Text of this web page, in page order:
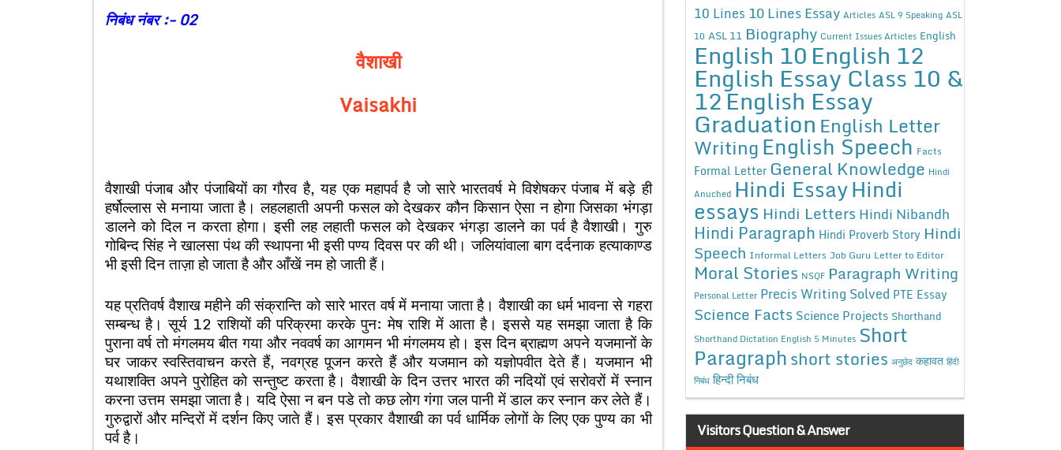
निबंध नंबर :- 02
वैशाखी
Vaisakhi
वैशाखी पंजाब और पंजाबियों का गौरव है, यह एक महापर्व है जो सारे भारतवर्ष मे विशेषकर पंजाब में बड़े ही
हर्षोल्लास से मनाया जाता है। लहलहाती अपनी फसल को देखकर कौन किसान ऐसा न होगा जिसका भंगड़ा
डालने को दिल न करता होगा। इसी लह लहाती फसल को देखकर भंगड़ा डालने का पर्व है वैशाखी। गुरु
गोबिन्द सिंह ने खालसा पंथ की स्थापना भी इसी पण्य दिवस पर की थी। जलियांवाला बाग दर्दनाक हत्याकाण्ड
भी इसी दिन ताज़ा हो जाता है और आँखें नम हो जाती हैं।
यह प्रतिवर्ष वैशाख महीने की संक्रान्ति को सारे भारत वर्ष में मनाया जाता है। वैशाखी का धर्म भावना से गहरा
सम्बन्ध है। सूर्य 12 राशियों की परिक्रमा करके पुन: मेष राशि में आता है। इससे यह समझा जाता है कि
पुराना वर्ष तो मंगलमय बीत गया और नववर्ष का आगमन भी मंगलमय हो। इस दिन ब्राह्मण अपने यजमानों के
घर जाकर स्वस्तिवाचन करते हैं, नवग्रह पूजन करते हैं और यजमान को यज्ञोपवीत देते हैं। यजमान भी
यथाशक्ति अपने पुरोहित को सन्तुष्ट करता है। वैशाखी के दिन उत्तर भारत की नदियों एवं सरोवरों में स्नान
करना उत्तम समझा जाता है। यदि ऐसा न बन पडे तो कछ लोग गंगा जल पानी में डाल कर स्नान कर लेते हैं।
गुरुद्वारों और मन्दिरों में दर्शन किए जाते हैं। इस प्रकार वैशाखी का पर्व धार्मिक लोगों के लिए एक पुण्य का भी
पर्व है।
10 Lines 10 Lines Essay Articles ASL 9 Speaking ASL
10 ASL 11 Biography Current Issues Articles English
English 10English 12
English Essay Class 10 &
12English Essay
Graduation English Letter
WritingEnglish Speech Facts
Formal Letter General Knowledge Hindi
Anuched Hindi EssayHindi
essays Hindi Letters Hindi Nibandh
Hindi Paragraph Hindi Proverb Story Hindi
Speech Informal Letters Job Guru Letter to Editor
Moral Stories NSQF Paragraph Writing
Personal Letter Precis Writing Solved PTE Essay
Science Facts Science Projects Shorthand
Shorthand Dictation English 5 Minutes Short
Paragraphshort stories अनुछेद कहावत हिंदी
निबंध हिन्दी निबंध
Visitors Question & Answer